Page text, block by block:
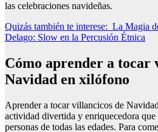
las celebraciones navideñas.
Quizás también te interese: La Magia
Delago: Slow en la Percusión Étnica
Cómo aprender a tocar
Navidad en xilófono
Aprender a tocar villancicos de
actividad divertida y enriquecedora
personas de todas las edades. Para